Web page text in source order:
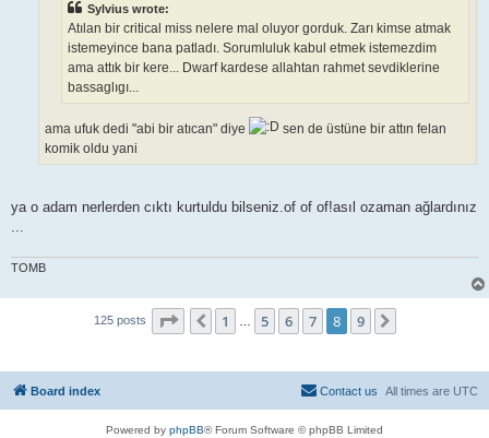
Sylvius wrote:
Atılan bir critical miss nelere mal oluyor gorduk. Zarı kimse atmak
istemeyince bana patladı. Sorumluluk kabul etmek istemezdim
ama attık bir kere... Dwarf kardese allahtan rahmet sevdiklerine
bassaglıgı...
ama ufuk dedi "abi bir atıcan" diye
sen de üstüne bir attın felan
komik oldu yani
ya o adam nerlerden cıktı kurtuldu bilseniz.of of of!asıl ozaman ağlardınız
...
TOMB
125 posts Page of9
Previous
1 5 6 7 8 9
Board index All times are UTC
Contact us
Powered by phpBB® Forum Software © phpBB Limited